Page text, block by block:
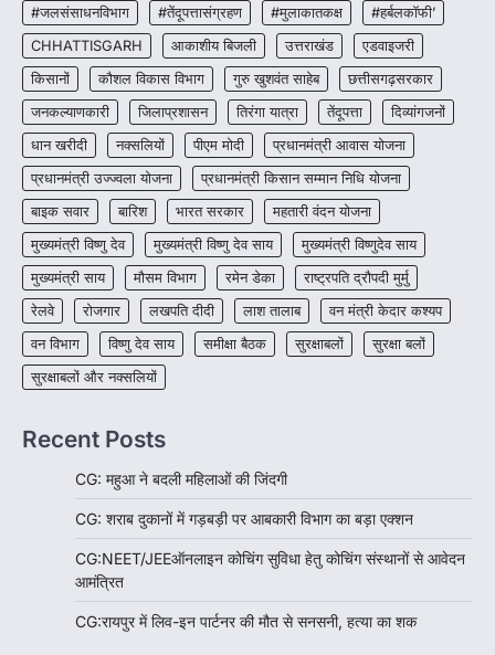
3
CG:NEET/JEEऑनलाइन कोचिंग सुविधा हेतु
कोचिंग संस्थानों से आवेदन आमंत्रित
More Khabar August 6, 2026
रायपुर। शैक्षणिक सत्र 2026-27 में सरगुजा जिले के
शासकीय विद्यालयों में कक्षा 11वीं विज्ञान संकाय…
4
CHHATTISGARH
CG:रायपुर में लिव-इन पार्टनर की मौत से
सनसनी, हत्या का शक
More Khabar August 6, 2026
रायपुर। राजधानी रायपुर से एक सनसनीखेज मामला
सामने आया है। मुजगहन थाना क्षेत्र के बोरियाकला…
#जलसंसाधनविभाग #तेंदूपत्तासंग्रहण #मुलाकातकक्ष
#हर्बलकॉफी’
CHHATTISGARH
आकाशीय बिजली उत्तराखंड
एडवाइजरी
किसानों
कौशल विकास विभाग गुरु खुशवंत साहेब
छत्तीसगढ़सरकार
जनकल्याणकारी
जिलाप्रशासन तिरंगा यात्रा तेंदूपत्ता
दिव्यांगजनों
धान खरीदी
नक्सलियों पीएम मोदी
प्रधानमंत्री आवास योजना
प्रधानमंत्री उज्ज्वला योजना
प्रधानमंत्री किसान सम्मान निधि योजना
बाइक सवार
बारिश भारत सरकार
महतारी वंदन योजना
मुख्यमंत्री विष्णु देव
मुख्यमंत्री विष्णु देव साय
मुख्यमंत्री विष्णुदेव साय
मुख्यमंत्री साय
मौसम विभाग रमेन डेका
राष्ट्रपति द्रौपदी मुर्मु
रेलवे
रोजगार लखपति दीदी लाश तालाब
वन मंत्री केदार कश्यप
वन विभाग
विष्णु देव साय समीक्षा बैठक सुरक्षाबलों
सुरक्षा बलों
सुरक्षाबलों और नक्सलियों
Recent Posts
CG: महुआ ने बदली महिलाओं की जिंदगी
CG: शराब दुकानों में गड़बड़ी पर आबकारी विभाग का बड़ा एक्शन
CG:NEET/JEEऑनलाइन कोचिंग सुविधा हेतु कोचिंग संस्थानों से आवेदन
आमंत्रित
CG:रायपुर में लिव-इन पार्टनर की मौत से सनसनी, हत्या का शक